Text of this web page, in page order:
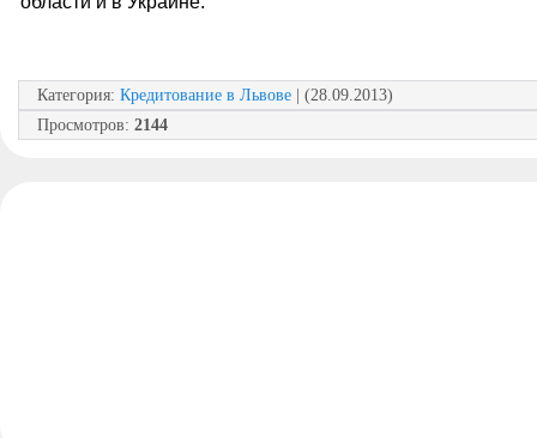
Категория: Кредитование в Львове | (28.09.2013)
Просмотров: 2144